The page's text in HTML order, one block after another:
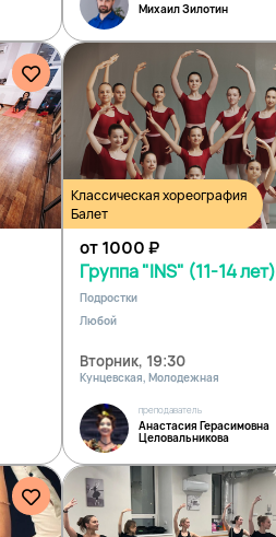
Михаил Зилотин
Классическая хореография
Балет
от 1000₽
Группа "INS" (11-14 лет)
Подростки
Любой
Вторник, 19:30
Кунцевская, Молодежная
преподаватель
Анастасия Герасимовна
Целовальникова